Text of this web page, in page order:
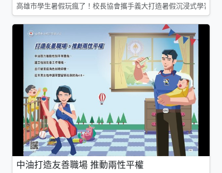
高雄市學生暑假玩瘋了！校長協會攜手義大打造暑假沉浸式學習基
中油打造友善職場 推動兩性平權